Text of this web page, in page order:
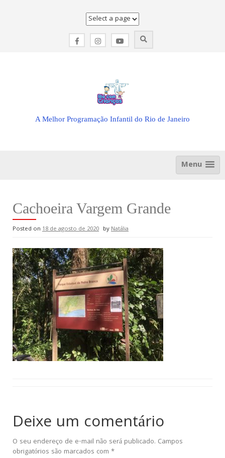
A Melhor Programação Infantil do Rio de Janeiro
Menu
Cachoeira Vargem Grande
Posted on 18 de agosto de 2020 byNatália
Deixe um comentário
O seu endereço de e-mail não será publicado. Campos
obrigatórios são marcados com *